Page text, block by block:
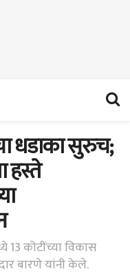
धडाका सुरुच;
हस्ते
13 कोटींच्या विकास
बारणे यांनी केले.